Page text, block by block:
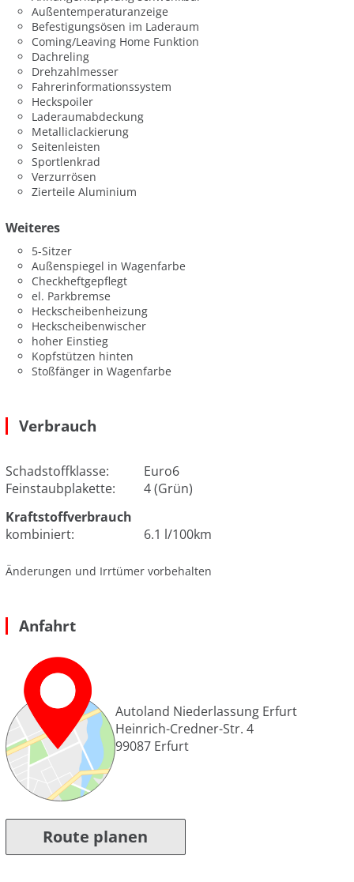
Außentemperaturanzeige
Befestigungsösen im Laderaum
Coming/Leaving Home Funktion
Dachreling
Drehzahlmesser
Fahrerinformationssystem
Heckspoiler
Laderaumabdeckung
Metalliclackierung
Seitenleisten
Sportlenkrad
Verzurrösen
Zierteile Aluminium
Weiteres
5-Sitzer
Außenspiegel in Wagenfarbe
Checkheftgepflegt
el. Parkbremse
Heckscheibenheizung
Heckscheibenwischer
hoher Einstieg
Kopfstützen hinten
Stoßfänger in Wagenfarbe
Verbrauch
Schadstoffklasse:
Euro6
Feinstaubplakette:
4 (Grün)
Kraftstoffverbrauch
kombiniert:
6.1 l/100km
Änderungen und Irrtümer vorbehalten
Anfahrt
Autoland Niederlassung Erfurt
Heinrich-Credner-Str. 4
99087 Erfurt
Route planen